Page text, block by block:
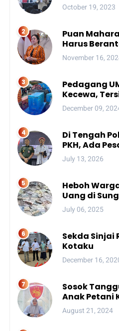
October 19, 2023
Puan
Harus
November 16,
Pedagang
Kecewa,
Besar
December 09,
Di Tengah
PKH, Ada
Ditegaskan
July 13, 2026
Heboh
Uang di
Fenomena
July 06, 2025
Sekda Sinjai
Kotaku
December 16,
Sosok
Anak Petani
Menengah
August 21, 2024